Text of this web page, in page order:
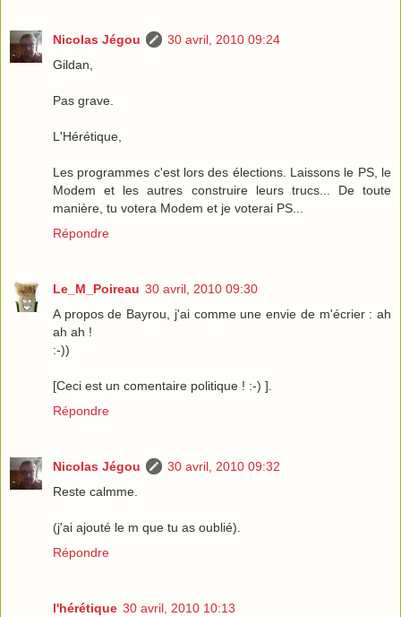
Nicolas Jégou
30 avril, 2010 09:24
Gildan,
Pas grave.
L'Hérétique,
Les programmes c'est lors des élections. Laissons le PS, le
Modem et les autres construire leurs trucs... De toute
manière, tu votera Modem et je voterai PS...
Répondre
Le_M_Poireau 30 avril, 2010 09:30
A propos de Bayrou, j'ai comme une envie de m'écrier : ah
ah ah !
:-))
[Ceci est un comentaire politique ! :-) ].
Répondre
Nicolas Jégou
30 avril, 2010 09:32
Reste calmme.
(j'ai ajouté le m que tu as oublié).
Répondre
l'hérétique 30 avril, 2010 10:13